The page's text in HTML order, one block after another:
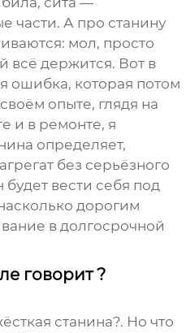
части. А про станину
мол, просто
всё держится. Вот в
ошибка, которая потом
опыте, глядя на
и в ремонте, я
определяет,
без серьёзного
будет вести себя под
дорогим
в долгосрочной
говорит ?
станина?. Но что